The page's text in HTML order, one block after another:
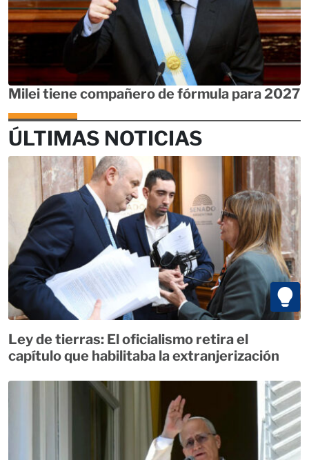
Milei tiene compañero de fórmula para 2027
ÚLTIMAS NOTICIAS
Ley de tierras: El oficialismo retira el
capítulo que habilitaba la extranjerización